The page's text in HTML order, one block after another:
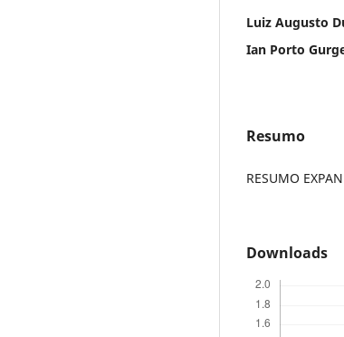
Luiz Augusto
Ian Porto
Resumo
RESUMO
Downloads